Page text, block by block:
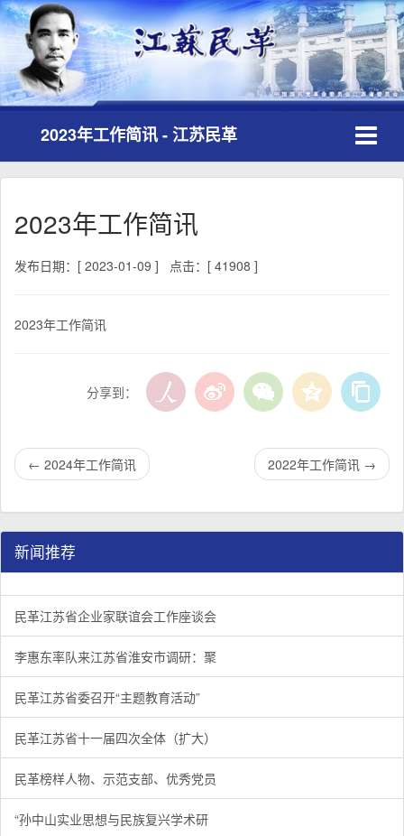
2023年工作简讯 - 江苏民革
2023年工作简讯
发布日期：[ 2023-01-09 ] 点击：[ 41908 ]
2023年工作简讯
分享到：
← 2024年工作简讯 2022年工作简讯 →
新闻推荐
民革江苏省企业家联谊会工作座谈会在宁召开
1/3 李惠东率队来江苏省淮安市调研：聚焦民革党员之家建设管
2/3 民革江苏省委召开“主题教育活动” 领导班子民主生活会
3/3
民革江苏省企业家联谊会工作座谈会
李惠东率队来江苏省淮安市调研：聚
民革江苏省委召开“主题教育活动”
民革江苏省十一届四次全体（扩大）
民革榜样人物、示范支部、优秀党员
“孙中山实业思想与民族复兴学术研